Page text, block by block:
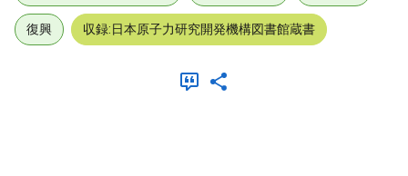
復興 収録:日本原子力研究開発機構図書館蔵書